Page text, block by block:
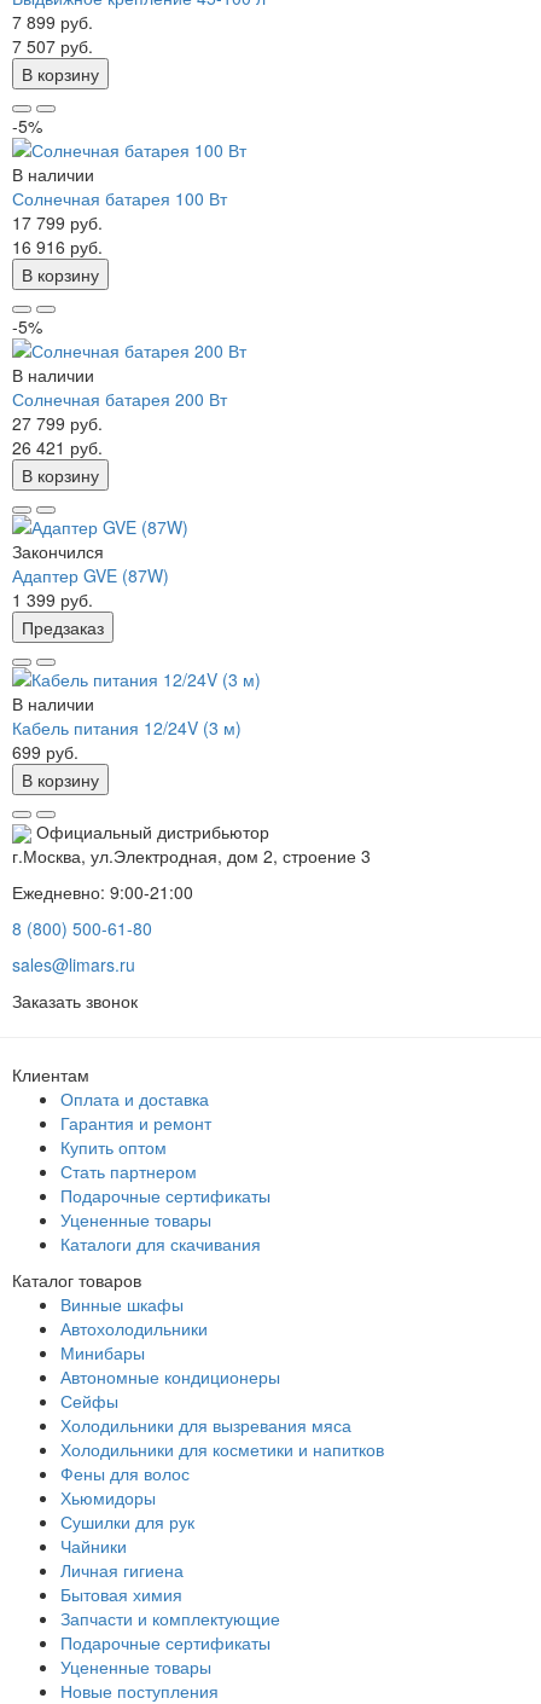
7 899 руб.
7 507 руб.
В корзину
-5%
В наличии
Солнечная батарея 100 Вт
17 799 руб.
16 916 руб.
В корзину
-5%
В наличии
Солнечная батарея 200 Вт
27 799 руб.
26 421 руб.
В корзину
Закончился
Адаптер GVE (87W)
1 399 руб.
Предзаказ
В наличии
Кабель питания 12/24V (3 м)
699 руб.
В корзину
Официальный дистрибьютор
г.Москва, ул.Электродная, дом 2, строение 3
Ежедневно: 9:00-21:00
8 (800) 500-61-80
sales@limars.ru
Заказать звонок
Клиентам
Оплата и доставка
Гарантия и ремонт
Купить оптом
Стать партнером
Подарочные сертификаты
Уцененные товары
Каталоги для скачивания
Каталог товаров
Винные шкафы
Автохолодильники
Минибары
Автономные кондиционеры
Сейфы
Холодильники для вызревания мяса
Холодильники для косметики и напитков
Фены для волос
Хьюмидоры
Сушилки для рук
Чайники
Личная гигиена
Бытовая химия
Запчасти и комплектующие
Подарочные сертификаты
Уцененные товары
Новые поступления